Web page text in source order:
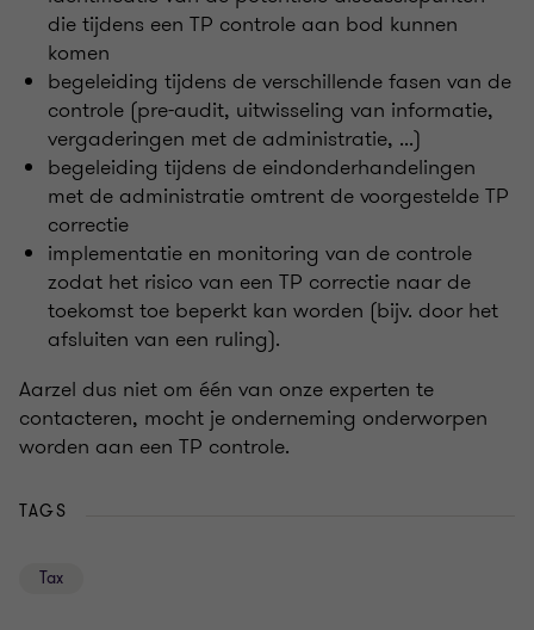
die tijdens een TP controle aan bod kunnen
komen
begeleiding tijdens de verschillende fasen van de
controle (pre-audit, uitwisseling van informatie,
vergaderingen met de administratie, ...)
begeleiding tijdens de eindonderhandelingen
met de administratie omtrent de voorgestelde TP
correctie
implementatie en monitoring van de controle
zodat het risico van een TP correctie naar de
toekomst toe beperkt kan worden (bijv. door het
afsluiten van een ruling).
Aarzel dus niet om één van onze experten te
contacteren, mocht je onderneming onderworpen
worden aan een TP controle.
TAGS
Tax